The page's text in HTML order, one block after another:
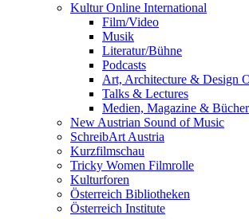
Kultur Online International
Film/Video
Musik
Literatur/Bühne
Podcasts
Art, Architecture & Design
Talks & Lectures
Medien, Magazine & Bücher
New Austrian Sound of Music
SchreibArt Austria
Kurzfilmschau
Tricky Women Filmrolle
Kulturforen
Österreich Bibliotheken
Österreich Institute